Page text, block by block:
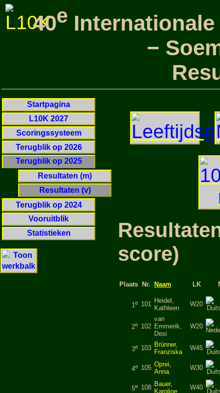
40e
−
Startpagina
L10K 2027
Scoringssysteem
Terugblik op 2026
Terugblik op 2025
Resultaten (m)
Resultaten (v)
Terugblik op 2024
Vooruitblik
Statistieken
score)
Plaats Nr. Naam LK
1e 101
Heidel,
Kathleen
W20
2e 102
van
Emmerik,
Desi
W20
3e 103 Brünner,
Franziska
W45
4e 105 Oprei,
Anna
W30
5e 108 Bauer,
Karoline
W40